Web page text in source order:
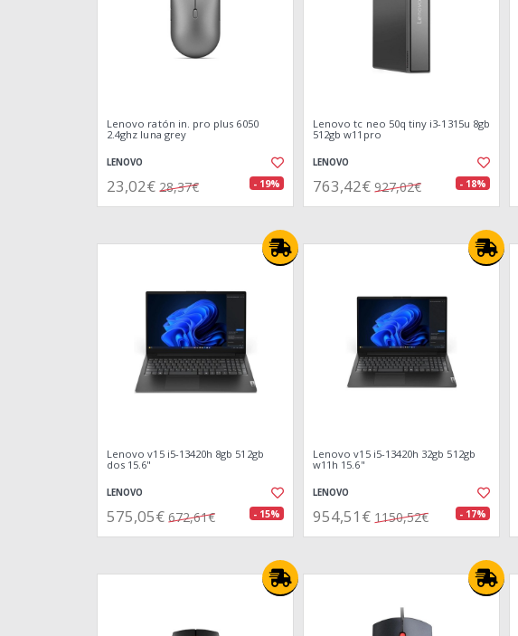
Lenovo ratón in. pro plus 6050
2.4ghz luna grey
LENOVO
23,02€ 28,37€ - 19%
Lenovo tc neo 50q tiny i3-1315u 8gb
512gb w11pro
LENOVO
763,42€ 927,02€ - 18%
Lenovo v15 i5-13420h 8gb 512gb
dos 15.6"
LENOVO
575,05€ 672,61€ - 15%
Lenovo v15 i5-13420h 32gb 512gb
w11h 15.6"
LENOVO
954,51€ 1150,52€ - 17%